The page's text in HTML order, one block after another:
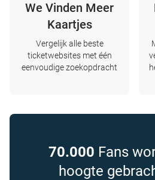
We Vinden Meer
Kaartjes
Vergelijk alle beste
ticketwebsites met één
eenvoudige zoekopdracht
70.000 Fans
hoogte